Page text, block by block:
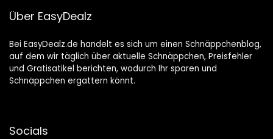
Über EasyDealz
Bei EasyDealz.de handelt es sich um einen Schnäppchenblog,
auf dem wir täglich über aktuelle Schnäppchen, Preisfehler
und Gratisatikel berichten, wodurch Ihr sparen und
Schnäppchen ergattern könnt.
Socials